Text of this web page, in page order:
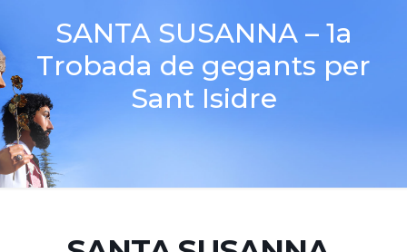
SANTA SUSANNA – 1a
Trobada de gegants per
Sant Isidre